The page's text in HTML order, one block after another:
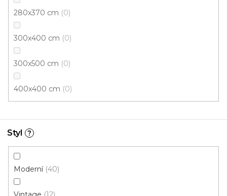
280x370 cm 0
300x400 cm 0
300x500 cm 0
400x400 cm 0
Styl ?
Moderní 40
Kusový koberec MARYLAND 985014 5141
Skladem externě, odesíláme do 3 - 8 dní